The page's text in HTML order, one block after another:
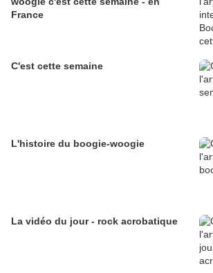
France
C'est cette semaine
L'histoire du boogie-woogie
La vidéo du jour - rock acrobatique